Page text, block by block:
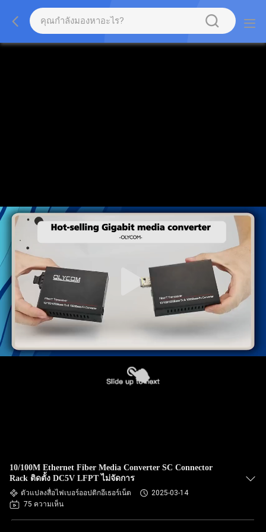
10/100M Ethernet Fiber Media Converter SC Connector
Rack ติดตั้ง DC5V LFPT ไม่จัดการ
ตัวแปลงสื่อไฟเบอร์ออปติกอีเธอร์เน็ต
2025-03-14
75 ความเห็น